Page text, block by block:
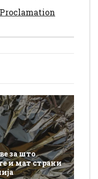
за што
и мат страни